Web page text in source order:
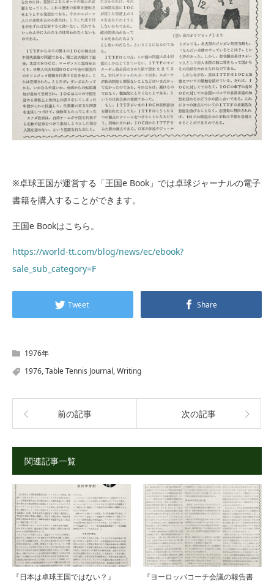
※卓球王国が運営する「王国e Book」では卓球ジャーナルの電子
書籍を購入することができます。
王国e Bookはこちら。
https://world-tt.com/blog/news/ec/ebook?
sale_sub_category=F
Tweet Share
1976年
1976,Table Tennis Journal,Writing
前の記事 次の記事
関連記事一覧
『日本は卓球王国ではない？』
『ヨーロッパコーチ会議の報告書